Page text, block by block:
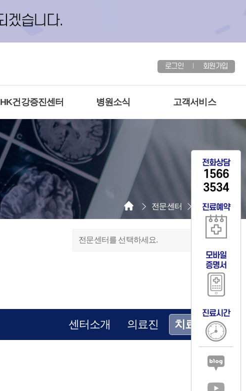
전화상담
1566
3534
진료예약
모바일
증명서
진료시간
로그인 회원가입
HK건강증진센터 병원소식 고객서비스
전문센터 뇌혈관센터
전문센터를 선택하세요.
센터소개 의료진 치료사례